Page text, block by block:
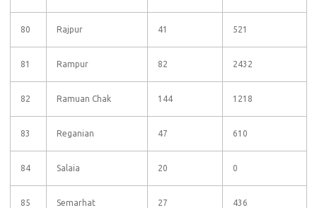
80 Rajpur 41 521
81 Rampur 82 2432
82 Ramuan Chak 144 1218
83 Reganian 47 610
84 Salaia 20 0
85 Semarhat 27 436